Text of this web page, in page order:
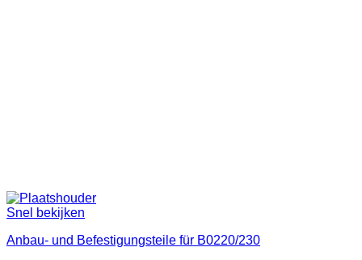
Snel bekijken
Anbau- und Befestigungsteile für B0220/230